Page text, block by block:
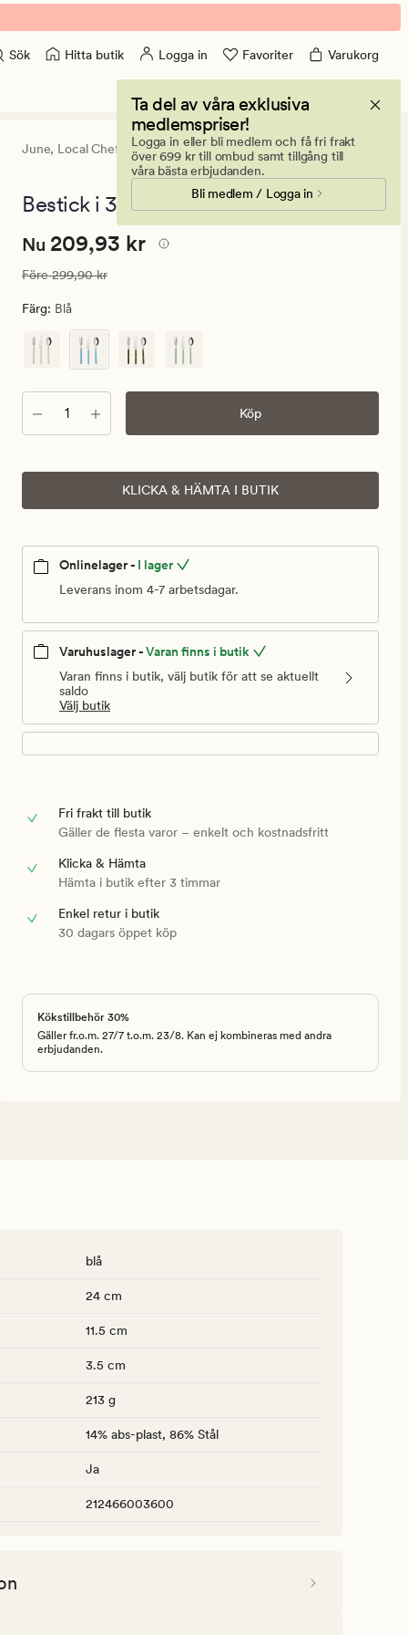
Sök Hitta butik Logga in Favoriter Varukorg
Ta del av våra exklusiva
medlemspriser!
Logga in eller bli medlem och få fri frakt
över 699 kr till ombud samt tillgång till
våra bästa erbjudanden.
Bli medlem / Logga in
June, Local Chef
1
med
betyg
5
Bestick i 3 delar blå - 3 stk
Pris
kr.
Ordinarie
146,95
kr
Nuvarande pris
Nu 209,93 kr
Ordinarie pris 299,90 kr
Före299,90 kr
Färg: Blå
Antal Köp
KLICKA & HÄMTA I BUTIK
Onlinelager - I lager
Leverans inom 4-7 arbetsdagar.
Varuhuslager -Varan finns i butik
Varan finns i butik, välj butik för att se aktuellt
saldo
Välj butik
Fri frakt till butik
Gäller de flesta varor – enkelt och kostnadsfritt
Klicka & Hämta
Hämta i butik efter 3 timmar
Enkel retur i butik
30 dagars öppet köp
Kökstillbehör 30%
Gäller fr.o.m. 27/7 t.o.m. 23/8. Kan ej kombineras med andra
erbjudanden.
blå
24 cm
11.5 cm
3.5 cm
213 g
14% abs-plast, 86% Stål
Ja
212466003600